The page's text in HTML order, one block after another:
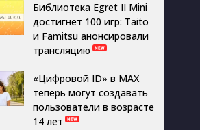
Библиотека Egret II Mini
достигнет 100 игр: Taito
и Famitsu анонсировали
трансляцию
«Цифровой ID» в MAX
теперь могут создавать
пользователи в возрасте
14 лет